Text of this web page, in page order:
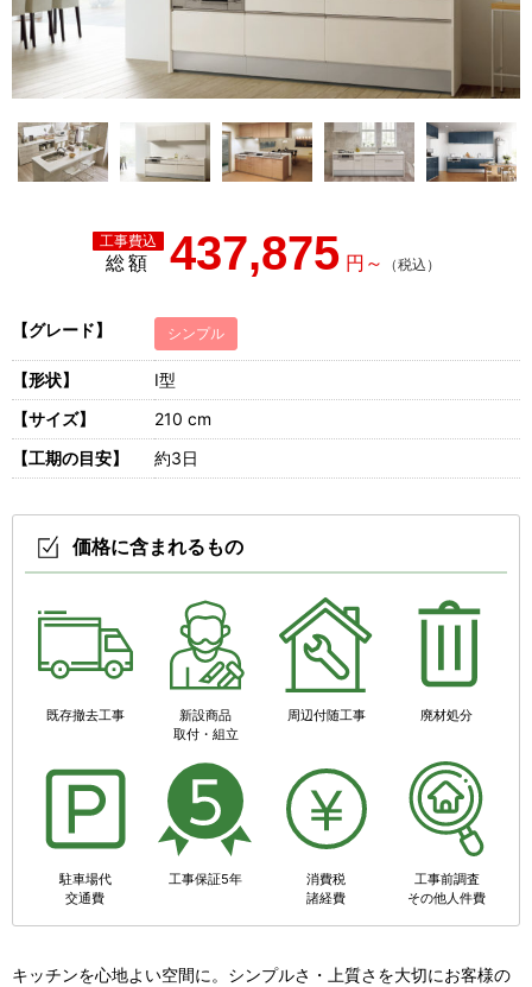
総額 437,875
【グレード】 シンプル
【形状】
I型
【サイズ】
210 cm
【工期の目安】
約3日
価格に含まれるもの
既存撤去工事
新設商品
取付・組立
周辺付随工事 廃材処分
駐車場代
交通費
工事保証5年
消費税
諸経費
工事前調査
その他人件費
キッチンを心地よい空間に。シンプルさ・上質さを大切にお客様の